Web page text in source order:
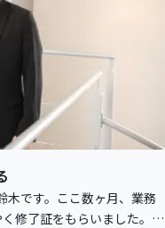
木です。ここ数ヶ月、業務
修了証をもらいました。第